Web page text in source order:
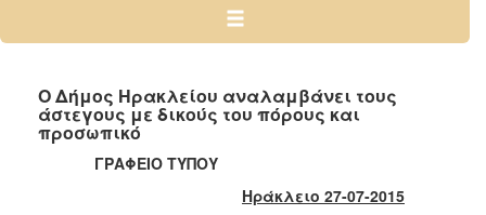
2024
2022
Ο Δήμος Ηρακλείου αναλαμβάνει τους
άστεγους με δικούς του πόρους και
προσωπικό
ΓΡΑΦΕΙΟ ΤΥΠΟΥ
Ηράκλειο 27-07-2015